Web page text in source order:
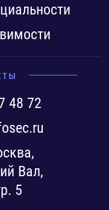
48 72
Вал,
5